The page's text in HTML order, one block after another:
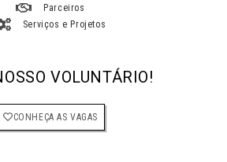
Parceiros
Serviços e Projetos
VOLUNTÁRIO!
CONHEÇA AS VAGAS